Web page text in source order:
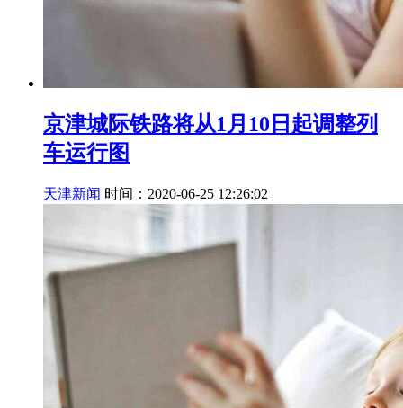
京津城际铁路将从1月10日起调整列
车运行图
天津新闻 时间：2020-06-25 12:26:02